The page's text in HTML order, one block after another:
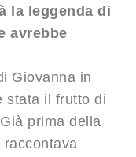
la leggenda di
avrebbe
Giovanna in
stata il frutto di
prima della